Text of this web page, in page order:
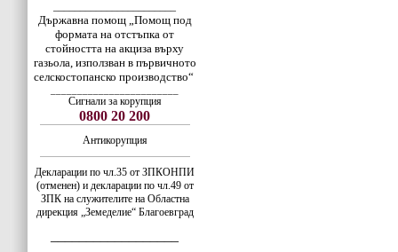
Държавна помощ „Помощ под
формата на отстъпка от
стойността на акциза върху
газьола, използван в първичното
селскостопанско производство“
Сигнали за корупция
0800 20 200
Антикорупция
Декларации по чл.35 от ЗПКОНПИ
(отменен) и декларации по чл.49 от
ЗПК на служителите на Областна
дирекция „Земеделие“ Благоевград